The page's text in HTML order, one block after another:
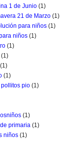
1 de Junio (1)
21 de Marzo (1)
para niños (1)
niños (1)
(1)
(1)
(1)
(1)
pio (1)
(1)
primaria (1)
niños (1)